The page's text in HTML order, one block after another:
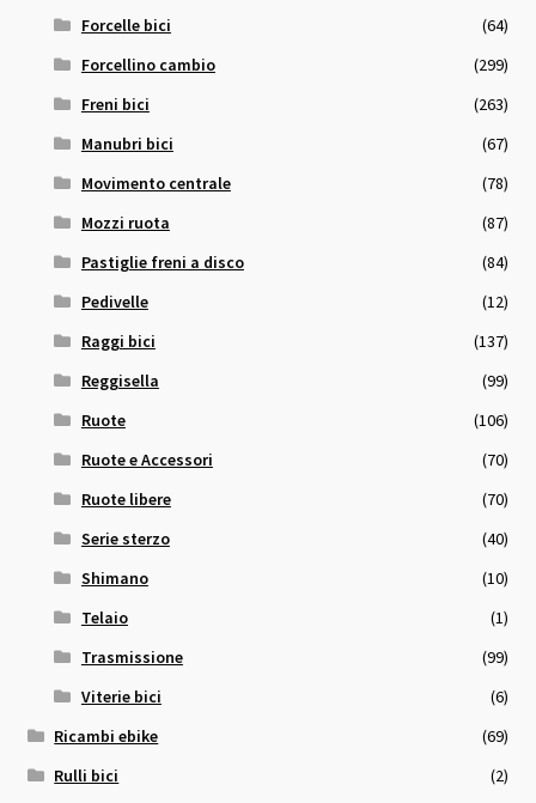
Forcelle bici
(64)
Forcellino cambio
(299)
Freni bici
(263)
Manubri bici
(67)
Movimento centrale
(78)
Mozzi ruota
(87)
Pastiglie freni a disco
(84)
Pedivelle
(12)
Raggi bici
(137)
Reggisella
(99)
Ruote
(106)
Ruote e Accessori
(70)
Ruote libere
(70)
Serie sterzo
(40)
Shimano
(10)
Telaio
(1)
Trasmissione
(99)
Viterie bici
(6)
Ricambi ebike
(69)
Rulli bici
(2)